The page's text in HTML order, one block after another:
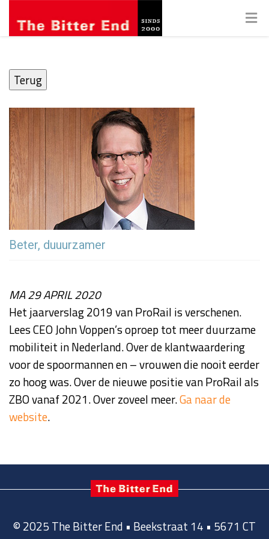
Terug
Beter, duuurzamer
MA 29 APRIL 2020
Het jaarverslag 2019 van ProRail is verschenen.
Lees CEO John Voppen’s oproep tot meer duurzame
mobiliteit in Nederland. Over de klantwaardering
voor de spoormannen en – vrouwen die nooit eerder
zo hoog was. Over de nieuwe positie van ProRail als
ZBO vanaf 2021. Over zoveel meer.Ga naar de
website.
© 2025 The Bitter End • Beekstraat 14 • 5671 CT